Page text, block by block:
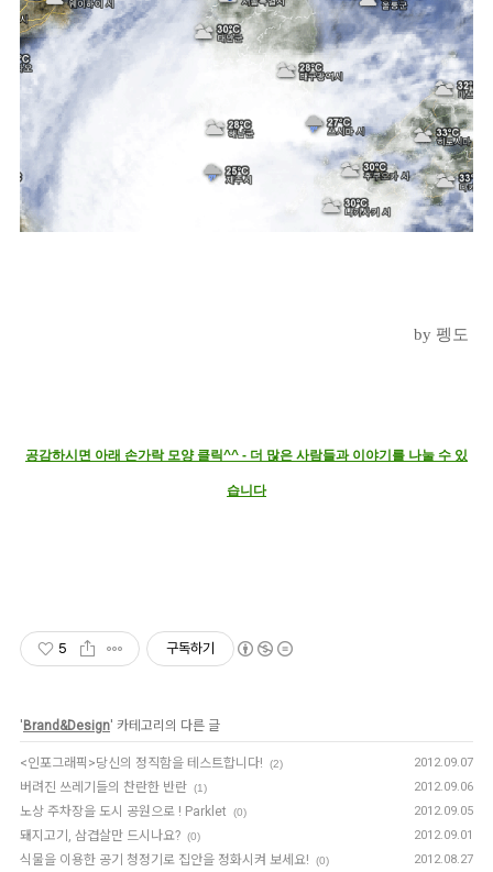
by 펭도
공감하시면 아래 손가락 모양 클릭^^ - 더 많은 사람들과 이야기를 나눌 수 있
습니다
5 구독하기
'Brand&Design' 카테고리의 다른 글
<인포그래픽>당신의 정직함을 테스트합니다! (2) 2012.09.07
버려진 쓰레기들의 찬란한 반란 (1) 2012.09.06
노상 주차장을 도시 공원으로 ! Parklet (0) 2012.09.05
돼지고기, 삼겹살만 드시나요? (0) 2012.09.01
식물을 이용한 공기 청정기로 집안을 정화시켜 보세요! (0) 2012.08.27